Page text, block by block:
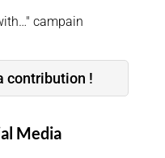
campain
contribution !
Media